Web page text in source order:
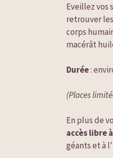
Eveillez vos
retrouver
corps
macérât
Durée :
(Places
accès libre
géants et à